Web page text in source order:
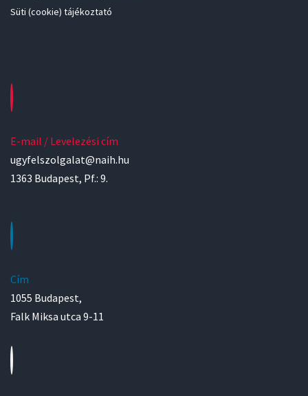
Süti (cookie) tájékoztató
E-mail / Levelezési cím
ugyfelszolgalat@naih.hu
1363 Budapest, Pf.: 9.
Cím
1055 Budapest,
Falk Miksa utca 9-11